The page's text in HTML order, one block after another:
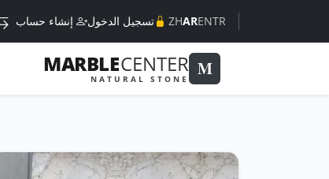
TR
EN
AR
ZH تسجيل الدخول إنشاء حساب
M
MARBLECENTER
NATURAL STONE